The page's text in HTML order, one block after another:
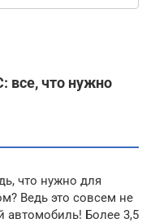
все, что нужно
что нужно для
Ведь это совсем не
автомобиль! Более 3,5